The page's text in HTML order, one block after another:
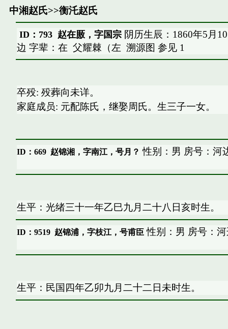
中湘赵氏>>衡汑赵氏
ID：793 赵在厫，字国宗阴历生辰：1860年5月
边 字辈：在 父耀棘（左 溯源图 参见 1
卒殁: 殁葬向未详。
家庭成员: 元配陈氏，继娶周氏。生三子一女。
ID：669 赵锦湘，字南江，号月？ 性别：男 房号：河
生平：光绪三十一年乙巳九月二十八日亥时生。
ID：9519 赵锦浦，字枝江，号甫臣性别：男 房号：
生平：民国四年乙卯九月二十二日未时生。